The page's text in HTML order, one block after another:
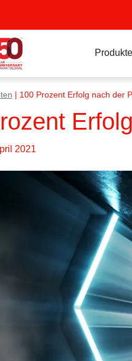
Produkte
100 Prozent Erfolg nach der
2021